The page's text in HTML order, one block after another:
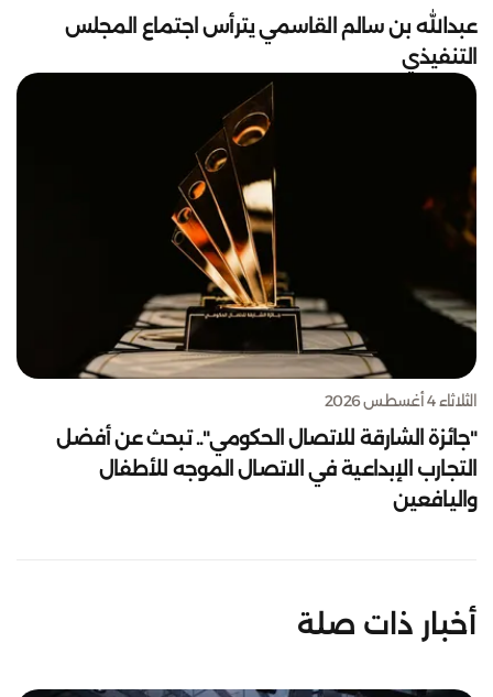
عبدالله بن سالم القاسمي يترأس اجتماع المجلس
التنفيذي
الثلاثاء 4 أغسطس 2026
"جائزة الشارقة للاتصال الحكومي".. تبحث عن أفضل
التجارب الإبداعية في الاتصال الموجه للأطفال
واليافعين
أخبار ذات صلة